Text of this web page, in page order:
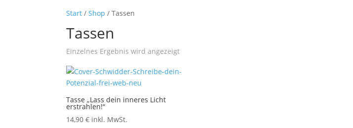
Start /Shop / Tassen
Tassen
Einzelnes Ergebnis wird angezeigt
Tasse „Lass dein inneres Licht
erstrahlen!“
14,90€ inkl. MwSt.